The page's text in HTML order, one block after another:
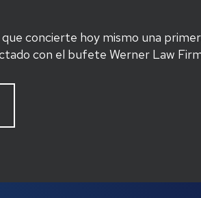
concierte hoy mismo una
con el bufete Werner Law